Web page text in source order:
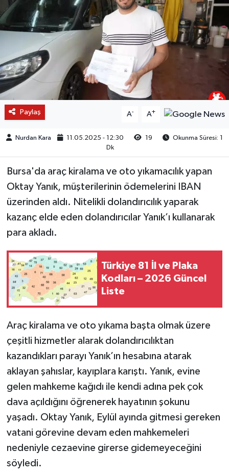
Paylaş A- A+
Nurdan Kara 11.05.2025 - 12:30 19
Okunma Süresi: 1
Dk
Bursa'da araç kiralama ve oto yıkamacılık yapan
Oktay Yanık, müşterilerinin ödemelerini IBAN
üzerinden aldı. Nitelikli dolandırıcılık yaparak
kazanç elde eden dolandırıcılar Yanık’ı kullanarak
para akladı.
Türkiye 81 İl ve Plaka
Kodları – 2026 Güncel
Liste
Araç kiralama ve oto yıkama başta olmak üzere
çeşitli hizmetler alarak dolandırıcılıktan
kazandıkları parayı Yanık’ın hesabına atarak
aklayan şahıslar, kayıplara karıştı. Yanık, evine
gelen mahkeme kağıdı ile kendi adına pek çok
dava açıldığını öğrenerek hayatının şokunu
yaşadı. Oktay Yanık, Eylül ayında gitmesi gereken
vatani görevine devam eden mahkemeleri
nedeniyle cezaevine girerse gidemeyeceğini
söyledi.